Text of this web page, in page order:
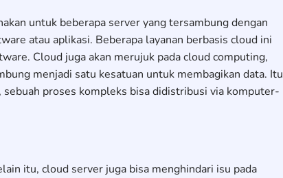
untuk beberapa server yang tersambung dengan
atau aplikasi. Beberapa layanan berbasis cloud ini
Cloud juga akan merujuk pada cloud computing,
menjadi satu kesatuan untuk membagikan data. Itu
proses kompleks bisa didistribusi via komputer-
itu, cloud server juga bisa menghindari isu pada